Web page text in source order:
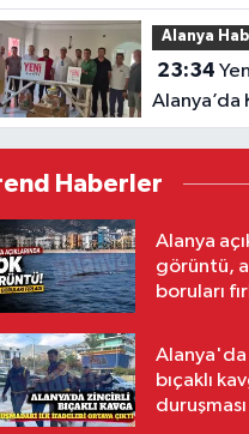
Alanya
23:34 Yeni Parti
Alanya’da
yola çıktı
Haberler
Alanya
görüntü,
boruları
bıçaklı
duruşması